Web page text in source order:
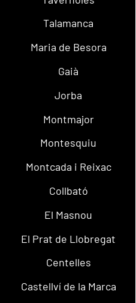
Talamanca
Maria de Besora
Gaià
Jorba
Montmajor
Montesquiu
Montcada i Reixac
Collbató
El Masnou
El Prat de Llobregat
Centelles
Castellví de la Marca